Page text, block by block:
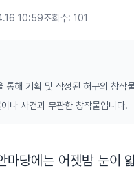
10:59조회수: 101
통해 기획 및 작성된 허구의 창작
나 사건과 무관한 창작물입니다.
당에는 어젯밤 눈이